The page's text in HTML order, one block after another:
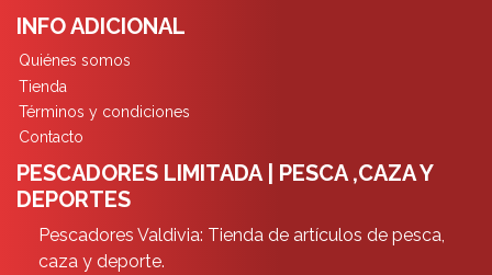
INFO ADICIONAL
Quiénes somos
Tienda
Términos y condiciones
Contacto
PESCADORES LIMITADA | PESCA ,CAZA Y
DEPORTES
Pescadores Valdivia: Tienda de artículos de pesca,
caza y deporte.